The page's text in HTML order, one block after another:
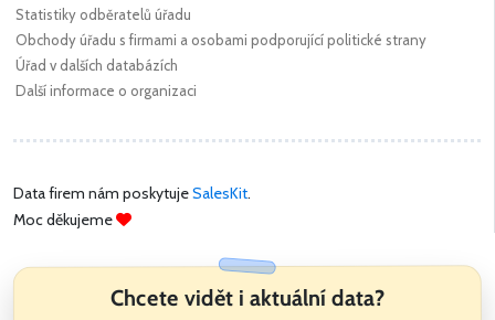
Statistiky odběratelů úřadu
Obchody úřadu s firmami a osobami podporující politické strany
Úřad v dalších databázích
Další informace o organizaci
Data firem nám poskytujeSalesKit.
Moc děkujeme
Chcete vidět i aktuální data?